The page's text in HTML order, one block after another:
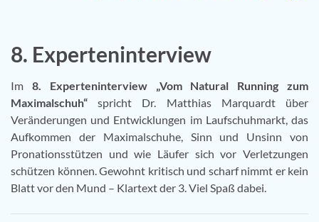
8. Experteninterview
Im 8. Experteninterview „Vom Natural Running zum
Maximalschuh“ spricht Dr. Matthias Marquardt über
Veränderungen und Entwicklungen im Laufschuhmarkt, das
Aufkommen der Maximalschuhe, Sinn und Unsinn von
Pronationsstützen und wie Läufer sich vor Verletzungen
schützen können. Gewohnt kritisch und scharf nimmt er kein
Blatt vor den Mund – Klartext der 3. Viel Spaß dabei.